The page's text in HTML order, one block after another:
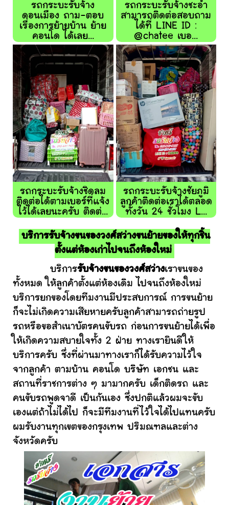
รถกระบะรับจ้าง
ดอนเมือง ถาม-ตอบ
เรื่องการย้ายบ้าน ย้าย
คอนโด ได้เลย...
รถกระบะรับจ้างชะอำ
สามารถติดต่อสอบถาม
ได้ที่ LINE ID :
@chatee เบอ...
รถกระบะรับจ้างชิดลม
ติดต่อได้ตามเบอร์ที่แจ้ง
ไว้ได้เลยนะครับ ติดต่...
รถกระบะรับจ้างชัยภูมิ
ลูกค้าติดต่อเราได้ตลอด
ทั้งวัน 24 ชั่วโมง L...
บริการรับจ้างขนของวงศ์สว่างขนย้ายของให้ทุกชิ้น
ตั้งแต่ห้องเก่าไปจนถึงห้องใหม่
บริการรับจ้างขนของวงศ์สว่างเราขนของ
ทั้งหมด ให้ลูกค้าตั้งแต่ห้องเดิม ไปจนถึงห้องใหม่
บริการยกของโดยทีมงานมีประสบการณ์ การขนย้าย
ก็จะไม่เกิดความเสียหายครับลูกค้าสามารถถ่ายรูป
รถหรือขอสำเนาบัตรคนขับรถ ก่อนการขนย้ายได้เพื่อ
ให้เกิดความสบายใจทั้ง 2 ฝ่าย ทางเรายินดีให้
บริการครับ ซึ่งที่ผ่านมาทางเราก็ได้รับความไว้ใจ
จากลูกค้า ตามบ้าน คอนโด บริษัท เอกชน และ
สถานที่ราชการต่าง ๆ มามากครับ เด็กติดรถ และ
คนขับรถพูดจาดี เป็นกันเอง ซึ่งปกติแล้วผมจะขับ
เองแต่ถ้าไม่ได้ไป ก็จะมีทีมงานที่ไว้ใจได้ไปแทนครับ
ผมรับงานทุกเขตของกรุงเทพ ปริมณฑลและต่าง
จังหวัดครับ